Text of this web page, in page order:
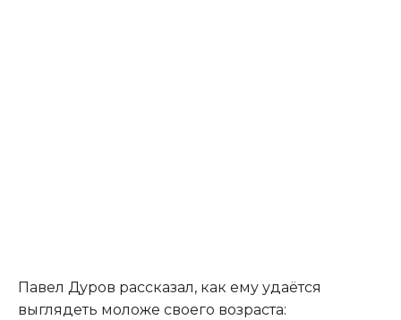
Павел Дуров рассказал, как ему удаётся
выглядеть моложе своего возраста: